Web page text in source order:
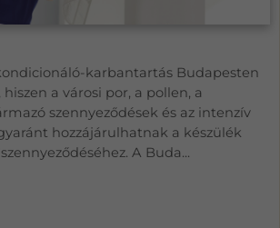
karbantartás Budapesten
a városi por, a pollen, a
szennyeződések és az intenzív
hozzájárulhatnak a készülék
A Buda...